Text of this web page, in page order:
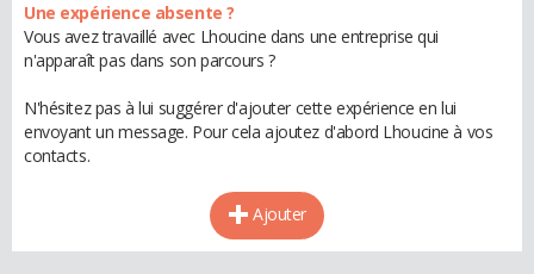
Une expérience absente ?
Vous avez travaillé avec Lhoucine dans une entreprise qui
n'apparaît pas dans son parcours ?
N'hésitez pas à lui suggérer d'ajouter cette expérience en lui
envoyant un message. Pour cela ajoutez d'abord Lhoucine à vos
contacts.
Ajouter